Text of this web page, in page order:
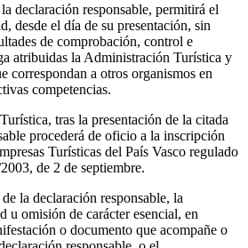
declaración responsable, permitirá el
desde el día de su presentación, sin
de comprobación, control e
atribuidas la Administración Turística y
correspondan a otros organismos en
competencias.
tras la presentación de la citada
procederá de oficio a la inscripción
Turísticas del País Vasco regulado
de 2 de septiembre.
la declaración responsable, la
u omisión de carácter esencial, en
o documento que acompañe o